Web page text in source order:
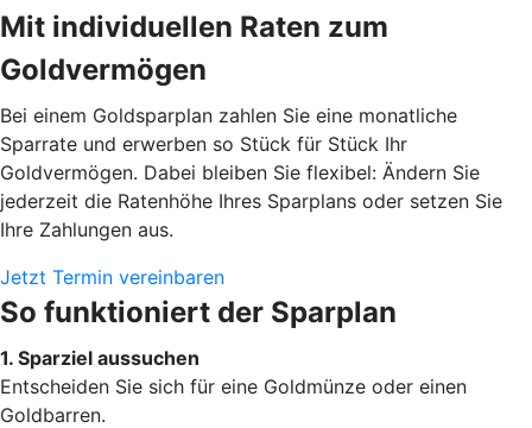
Mit individuellen Raten zum
Goldvermögen
Bei einem Goldsparplan zahlen Sie eine monatliche
Sparrate und erwerben so Stück für Stück Ihr
Goldvermögen. Dabei bleiben Sie flexibel: Ändern Sie
jederzeit die Ratenhöhe Ihres Sparplans oder setzen Sie
Ihre Zahlungen aus.
Jetzt Termin vereinbaren
So funktioniert der Sparplan
1. Sparziel aussuchen
Entscheiden Sie sich für eine Goldmünze oder einen
Goldbarren.